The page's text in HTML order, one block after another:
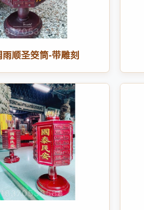
顺圣筊筒-带雕刻